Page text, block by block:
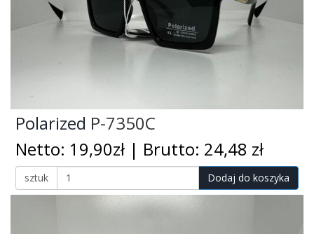
Polarized P-7350C
Netto: 19,90zł | Brutto: 24,48 zł
sztuk Dodaj do koszyka